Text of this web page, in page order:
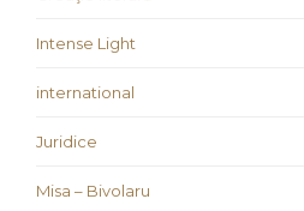
Intense Light
international
Juridice
Misa – Bivolaru